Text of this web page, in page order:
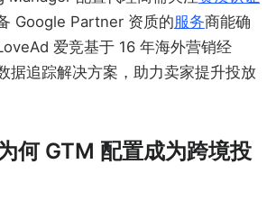
Google Partner 资质的服务商能确
爱竞基于 16 年海外营销经
据追踪解决方案，助力卖家提升投放
何 GTM 配置成为跨境投